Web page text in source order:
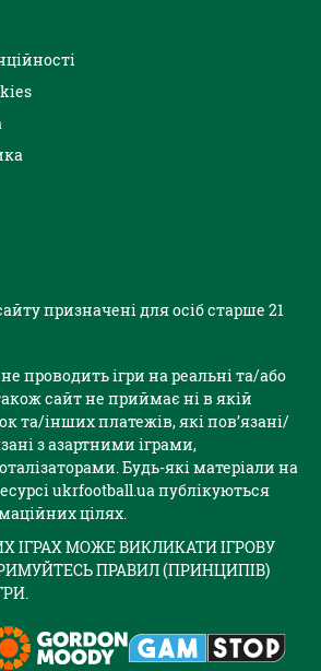
призначені для осіб старше 21
проводить ігри на реальні та/або
сайт не приймає ні в якій
та/інших платежів, які пов’язані/
з азартними іграми,
Будь-які матеріали на
ukrfootball.ua публікуються
цілях.
ІГРАХ МОЖЕ ВИКЛИКАТИ ІГРОВУ
ПРАВИЛ (ПРИНЦИПІВ)